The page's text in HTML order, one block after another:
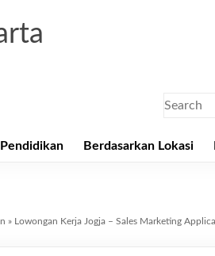
Berdasarkan Lokasi
» Lowongan Kerja Jogja – Sales Marketing